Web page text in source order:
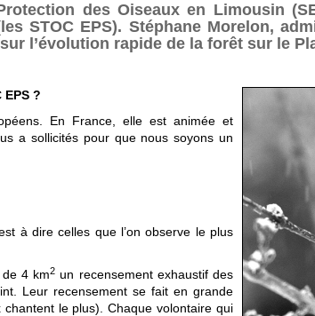
des Oiseaux en Limousin
STOC EPS). Stéphane Morelon,
l’évolution rapide de la forêt sur le
?
En France, elle est animée et
a sollicités pour que nous soyons un
à dire celles que l’on observe le plus
4 km2 un recensement exhaustif des
Leur recensement se fait en grande
le plus). Chaque volontaire qui